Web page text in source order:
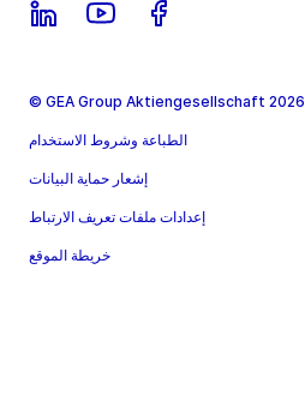
© GEA Group Aktiengesellschaft 2026
الطباعة وشروط الاستخدام
إشعار حماية البيانات
إعدادات ملفات تعريف الارتباط
خريطة الموقع